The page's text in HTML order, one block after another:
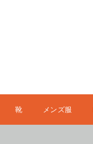
靴 メンズ服